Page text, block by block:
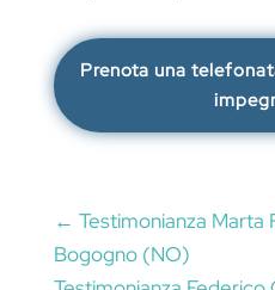
Prenota una
← Testimonianza Marta
Bogogno (NO)